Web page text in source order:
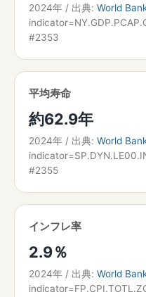
2024年 / 出典: World
#2353
平均寿命
約62.9年
2024年 / 出典: World
#2355
インフレ率
2.9％
2024年 / 出典: World